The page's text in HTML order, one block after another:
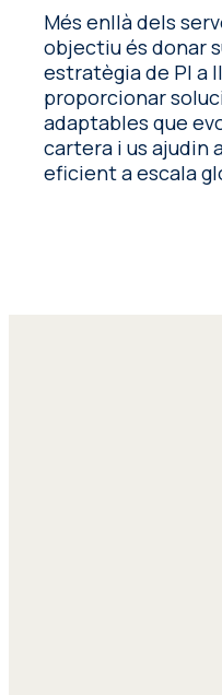
Més enllà dels
objectiu és donar
estratègia de PI a
proporcionar
adaptables que
cartera i us ajudin
eficient a escala